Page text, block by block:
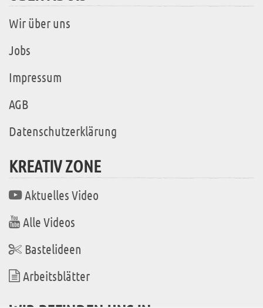
Wir über uns
Jobs
Impressum
AGB
Datenschutzerklärung
KREATIV ZONE
Aktuelles Video
Alle Videos
Bastelideen
Arbeitsblätter